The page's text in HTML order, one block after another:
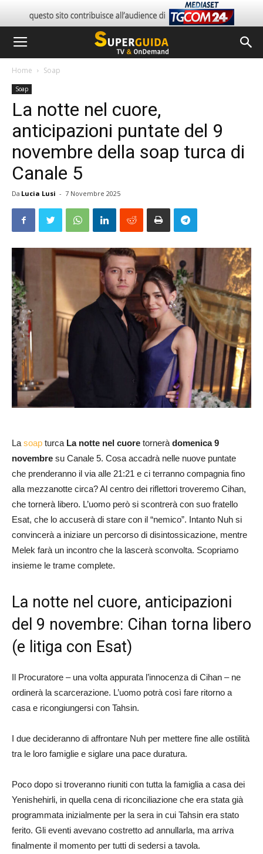
Home Soap
Soap
La notte nel cuore,
anticipazioni puntate del 9
novembre della soap turca di
Canale 5
Da Lucia Lusi - 7 Novembre 2025
La soap turca La notte nel cuore tornerà domenica 9
novembre su Canale 5. Cosa accadrà nelle nuove puntate
che prenderanno il via alle 21:21 e ci terranno compagnia fino
alla mezzanotte circa? Al centro dei riflettori troveremo Cihan,
che tornerà libero. L’uomo però si scontrerà con suo fratello
Esat, che lo accuserà di stare con il “nemico”. Intanto Nuh si
convincerà a iniziare un percorso di disintossicazione, mentre
Melek farà un incontro che la lascerà sconvolta. Scopriamo
insieme le trame complete.
La notte nel cuore, anticipazioni
del 9 novembre: Cihan torna libero
(e litiga con Esat)
Il Procuratore – una volta appurata l’innocenza di Cihan – ne
ordinerà la scarcerazione. L’uomo potrà così fare ritorno a
casa e ricongiungersi con Tahsin.
I due decideranno di affrontare Nuh per mettere fine alle ostilità
tra le loro famiglie e siglare una pace duratura.
Poco dopo si troveranno riuniti con tutta la famiglia a casa dei
Yenishehirli, in quella cena di riconciliazione che era stata già
programmata inizialmente per la sera in cui Tahsin era stato
ferito. Gli eventi avevano costretto ad annullarla, ma arriva
finalmente il momento per tutti di sedersi a tavola.